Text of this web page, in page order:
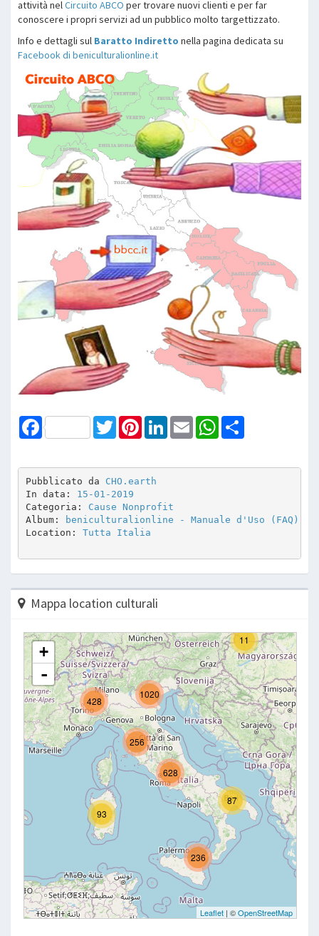
attività nelCircuito ABCO per trovare nuovi clienti e per far
conoscere i propri servizi ad un pubblico molto targettizzato.
Info e dettagli sul Baratto Indiretto nella pagina dedicata su
Facebook di beniculturalionline.it
Facebook TwitterPinterestLinkedInEmail WhatsApp
Pubblicato da CHO.earth
In data: 15-01-2019
Categoria: Cause Nonprofit
Album:
beniculturalionline - Manuale d'Uso (FAQ)
Location: Tutta Italia
Mappa location culturali